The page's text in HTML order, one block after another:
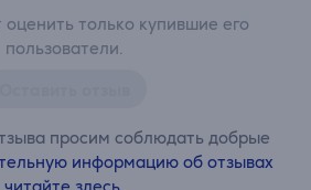
только купившие его
пользователи.
просим соблюдать добрые
информацию об отзывах